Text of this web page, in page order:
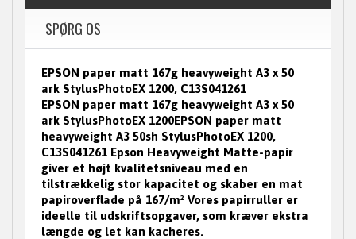
SPØRG OS
EPSON paper matt 167g heavyweight A3 x 50
ark StylusPhotoEX 1200, C13S041261
EPSON paper matt 167g heavyweight A3 x 50
ark StylusPhotoEX 1200EPSON paper matt
heavyweight A3 50sh StylusPhotoEX 1200,
C13S041261 Epson Heavyweight Matte-papir
giver et højt kvalitetsniveau med en
tilstrækkelig stor kapacitet og skaber en mat
papiroverflade på 167/m² Vores papirruller er
ideelle til udskriftsopgaver, som kræver ekstra
længde og let kan kacheres.